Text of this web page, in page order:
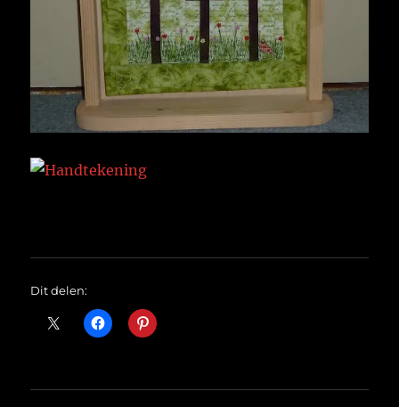
Dit delen: